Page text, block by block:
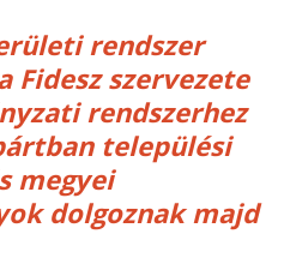
rendszer
Fidesz szervezete
rendszerhez
települési
megyei
dolgoznak majd